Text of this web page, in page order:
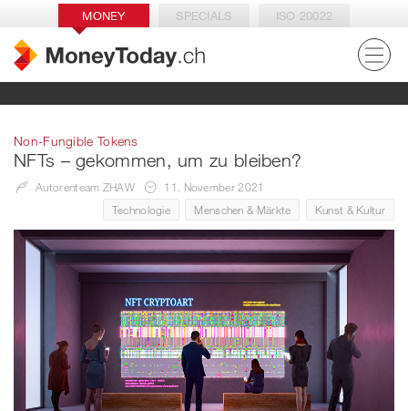
MONEY SPECIALS ISO 20022
Non-Fungible Tokens
NFTs – gekommen, um zu bleiben?
Autorenteam ZHAW
11. November 2021
Technologie
Menschen & Märkte Kunst & Kultur